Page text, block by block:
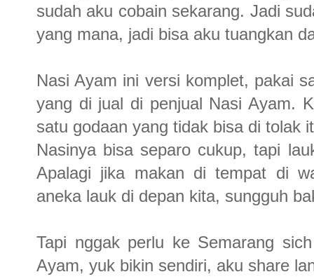
sudah aku cobain sekarang. Jadi
yang mana, jadi bisa aku tuangkan
Nasi Ayam ini versi komplet, pakai
yang di jual di penjual Nasi Ayam.
satu godaan yang tidak bisa di tolak
Nasinya bisa separo cukup, tapi
Apalagi jika makan di tempat di
aneka lauk di depan kita, sungguh
Tapi nggak perlu ke Semarang
Ayam, yuk bikin sendiri, aku share